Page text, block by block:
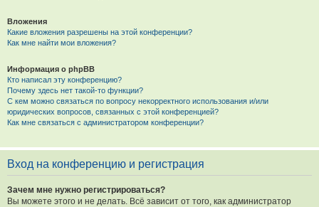
Вложения
Какие вложения разрешены на этой конференции?
Как мне найти мои вложения?
Информация о phpBB
Кто написал эту конференцию?
Почему здесь нет такой-то функции?
С кем можно связаться по вопросу некорректного использования и/или
юридических вопросов, связанных с этой конференцией?
Как мне связаться с администратором конференции?
Вход на конференцию и регистрация
Зачем мне нужно регистрироваться?
Вы можете этого и не делать. Всё зависит от того, как администратор